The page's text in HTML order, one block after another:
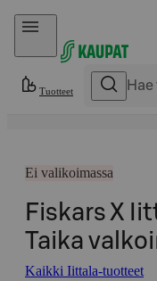
Hyppää sisältöön
Tuotteet
Ei valikoimassa
Fiskars X
Taika
Kaikki Iittala-tuotteet